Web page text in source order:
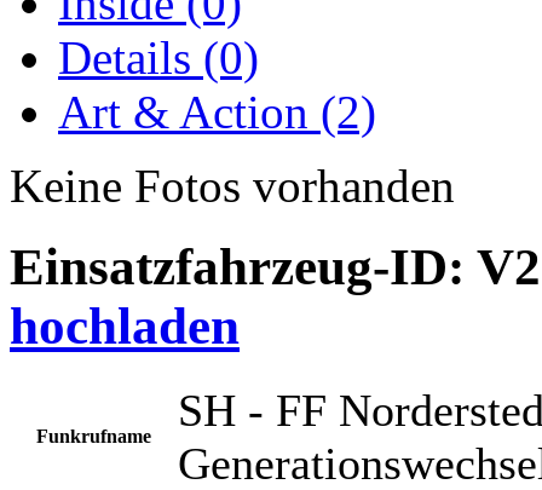
Details (0)
Art & Action (2)
Keine Fotos vorhanden
Einsatzfahrzeug-ID:
hochladen
Funkrufname
SH - FF